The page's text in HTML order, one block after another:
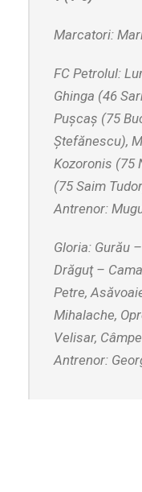
Marcatori:
FC Petrolul:
Ghinga (46
Puşcaş (75
Ştefănescu),
Kozoronis (75
(75 Saim
Antrenor:
Gloria: Gurău
Drăguţ –
Petre,
Mihalache,
Velisar,
Antrenor: